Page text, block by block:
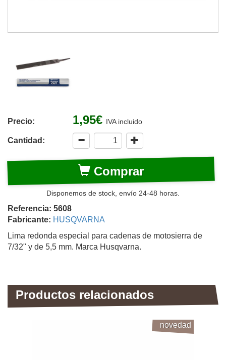
Precio: 1,95€ IVA incluido
Cantidad:
Comprar
Disponemos de stock, envío 24-48 horas.
Referencia: 5608
Fabricante: HUSQVARNA
Lima redonda especial para cadenas de motosierra de
7/32" y de 5,5 mm. Marca Husqvarna.
Productos relacionados
novedad